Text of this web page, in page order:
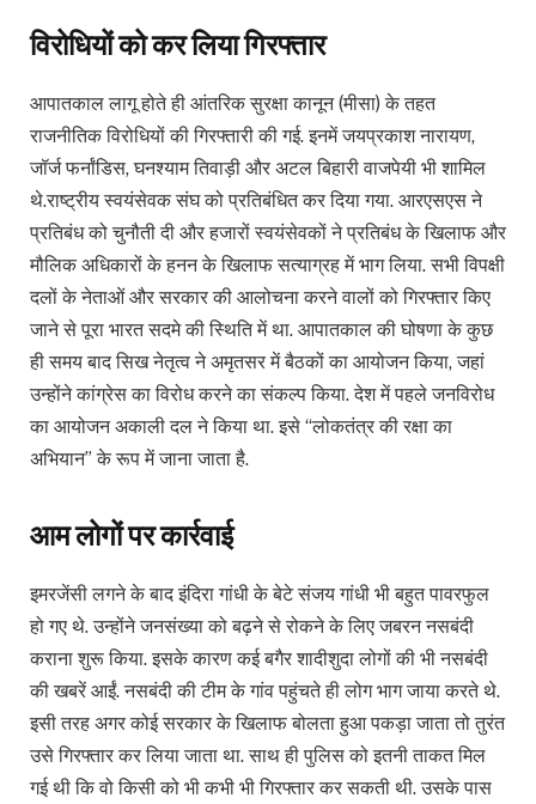
विरोधियों को कर लिया गिरफ्तार
आपातकाल लागू होते ही आंतरिक सुरक्षा कानून (मीसा) के तहत
राजनीतिक विरोधियों की गिरफ्तारी की गई. इनमें जयप्रकाश नारायण,
जॉर्ज फर्नांडिस, घनश्याम तिवाड़ी और अटल बिहारी वाजपेयी भी शामिल
थे.राष्ट्रीय स्वयंसेवक संघ को प्रतिबंधित कर दिया गया. आरएसएस ने
प्रतिबंध को चुनौती दी और हजारों स्वयंसेवकों ने प्रतिबंध के खिलाफ और
मौलिक अधिकारों के हनन के खिलाफ सत्याग्रह में भाग लिया. सभी विपक्षी
दलों के नेताओं और सरकार की आलोचना करने वालों को गिरफ्तार किए
जाने से पूरा भारत सदमे की स्थिति में था. आपातकाल की घोषणा के कुछ
ही समय बाद सिख नेतृत्व ने अमृतसर में बैठकों का आयोजन किया, जहां
उन्होंने कांग्रेस का विरोध करने का संकल्प किया. देश में पहले जनविरोध
का आयोजन अकाली दल ने किया था. इसे “लोकतंत्र की रक्षा का
अभियान” के रूप में जाना जाता है.
आम लोगों पर कार्रवाई
इमरजेंसी लगने के बाद इंदिरा गांधी के बेटे संजय गांधी भी बहुत पावरफुल
हो गए थे. उन्होंने जनसंख्या को बढ़ने से रोकने के लिए जबरन नसबंदी
कराना शुरू किया. इसके कारण कई बगैर शादीशुदा लोगों की भी नसबंदी
की खबरें आईं. नसबंदी की टीम के गांव पहुंचते ही लोग भाग जाया करते थे.
इसी तरह अगर कोई सरकार के खिलाफ बोलता हुआ पकड़ा जाता तो तुरंत
उसे गिरफ्तार कर लिया जाता था. साथ ही पुलिस को इतनी ताकत मिल
गई थी कि वो किसी को भी कभी भी गिरफ्तार कर सकती थी. उसके पास